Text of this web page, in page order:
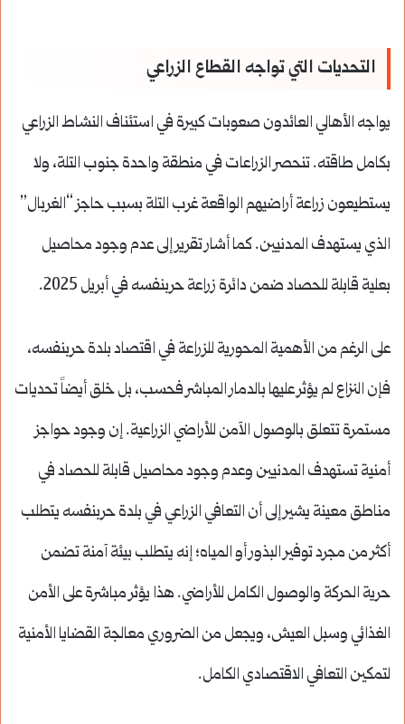
التحديات التي تواجه القطاع الزراعي
يواجه الأهالي العائدون صعوبات كبيرة في استئناف النشاط الزراعي
بكامل طاقته. تنحصر الزراعات في منطقة واحدة جنوب التلة، ولا
يستطيعون زراعة أراضيهم الواقعة غرب التلة بسبب حاجز “الغربال”
الذي يستهدف المدنيين.كما أشار تقرير إلى عدم وجود محاصيل
بعلية قابلة للحصاد ضمن دائرة زراعة حربنفسه في أبريل 2025.
على الرغم من الأهمية المحورية للزراعة في اقتصاد بلدة حربنفسه،
فإن النزاع لم يؤثر عليها بالدمار المباشر فحسب، بل خلق أيضاً تحديات
مستمرة تتعلق بالوصول الآمن للأراضي الزراعية. إن وجود حواجز
أمنية تستهدف المدنيين وعدم وجود محاصيل قابلة للحصاد في
مناطق معينة يشير إلى أن التعافي الزراعي في بلدة حربنفسه يتطلب
أكثر من مجرد توفير البذور أو المياه؛ إنه يتطلب بيئة آمنة تضمن
حرية الحركة والوصول الكامل للأراضي. هذا يؤثر مباشرة على الأمن
الغذائي وسبل العيش، ويجعل من الضروري معالجة القضايا الأمنية
لتمكين التعافي الاقتصادي الكامل.